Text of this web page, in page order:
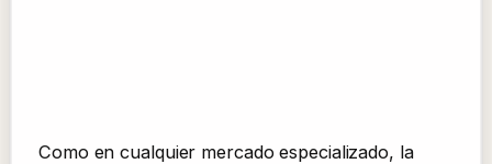
Como en cualquier mercado especializado, la